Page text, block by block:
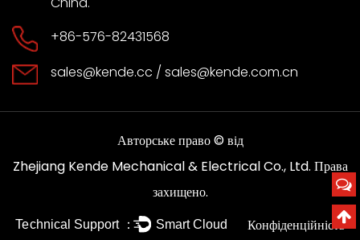
+86-576-82431568
sales@kende.cc / sales@kende.com.cn
Авторське право © від
Zhejiang Kende Mechanical & Electrical Co., Ltd. Права
захищено.
Technical Support ： Smart Cloud Конфіденційність